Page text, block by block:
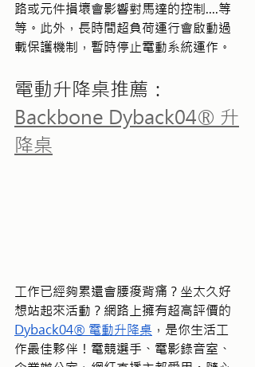
路或元件損壞會影響對馬達的控制....等
等。此外，長時間超負荷運行會啟動過
載保護機制，暫時停止電動系統運作。
電動升降桌推薦：
Backbone Dyback04® 升
降桌
工作已經夠累還會腰痠背痛？坐太久好
想站起來活動？網路上擁有超高評價的
Dyback04® 電動升降桌 ，是你生活工
作最佳夥伴！電競選手、電影錄音室、